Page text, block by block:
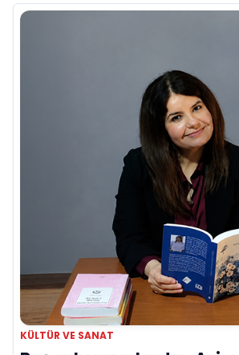
KÜLTÜR VE SANAT